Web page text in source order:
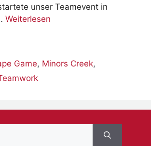
unser Teamevent in
Weiterlesen
Game, Minors Creek,